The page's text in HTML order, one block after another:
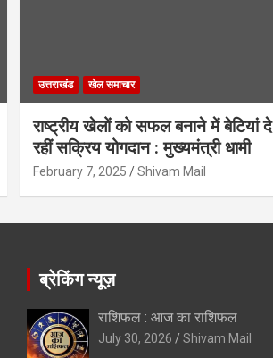
उत्तराखंड खेल समाचार
राष्ट्रीय खेलों को सफल बनाने में बेटियां दे
रहीं सक्रिय योगदान : मुख्यमंत्री धामी
February 7, 2025 Shivam Mail
ब्रेकिंग न्यूज़
राशिफल : आज का राशिफल
July 30, 2026 Shivam Mail